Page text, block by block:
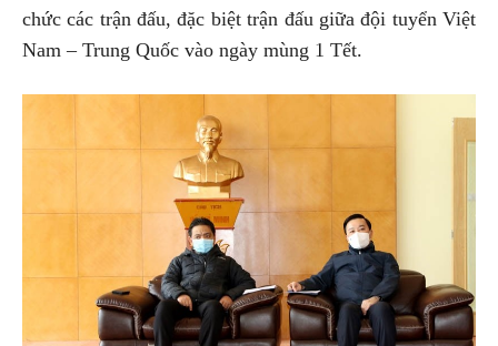
chức các trận đấu, đặc biệt trận đấu giữa đội tuyển Việt
Nam – Trung Quốc vào ngày mùng 1 Tết.